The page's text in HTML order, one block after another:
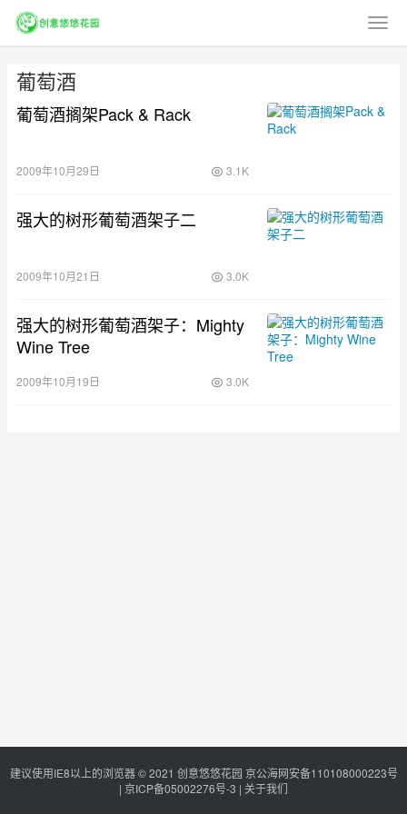
葡萄酒
葡萄酒搁架Pack & Rack
2009年10月29日 3.1K
强大的树形葡萄酒架子二
2009年10月21日 3.0K
强大的树形葡萄酒架子：Mighty
Wine Tree
2009年10月19日 3.0K
建议使用IE8以上的浏览器 © 2021 创意悠悠花园 京公海网安备110108000223号
| 京ICP备05002276号-3 | 关于我们